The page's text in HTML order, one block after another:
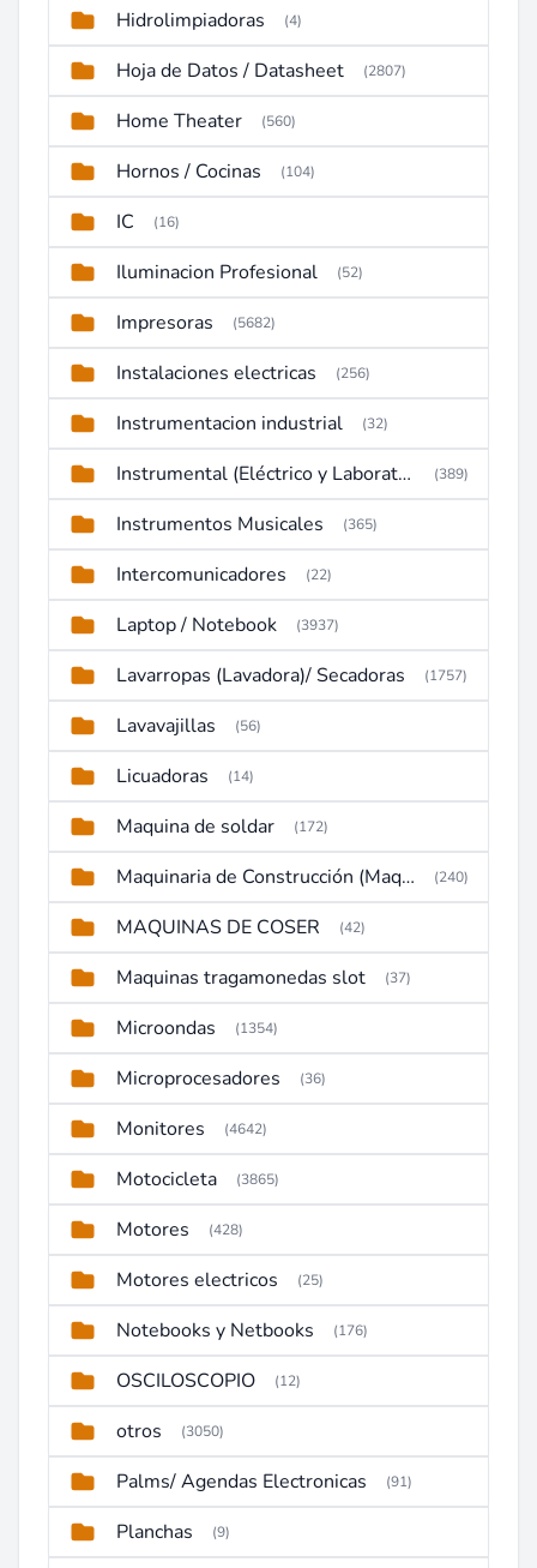
Hidrolimpiadoras (4)
Hoja de Datos / Datasheet (2807)
Home Theater (560)
Hornos / Cocinas (104)
IC (16)
Iluminacion Profesional (52)
Impresoras (5682)
Instalaciones electricas (256)
Instrumentacion industrial (32)
Instrumental (Eléctrico y Laboratorio) (389)
Instrumentos Musicales (365)
Intercomunicadores (22)
Laptop / Notebook (3937)
Lavarropas (Lavadora)/ Secadoras (1757)
Lavavajillas (56)
Licuadoras (14)
Maquina de soldar (172)
Maquinaria de Construcción (Maquinaria Pesada) (240)
MAQUINAS DE COSER (42)
Maquinas tragamonedas slot (37)
Microondas (1354)
Microprocesadores (36)
Monitores (4642)
Motocicleta (3865)
Motores (428)
Motores electricos (25)
Notebooks y Netbooks (176)
OSCILOSCOPIO (12)
otros (3050)
Palms/ Agendas Electronicas (91)
Planchas (9)